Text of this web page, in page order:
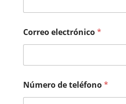
Correo electrónico*
Número de teléfono*